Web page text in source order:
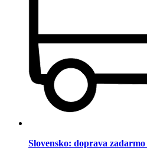
Slovensko: doprava zadarmo